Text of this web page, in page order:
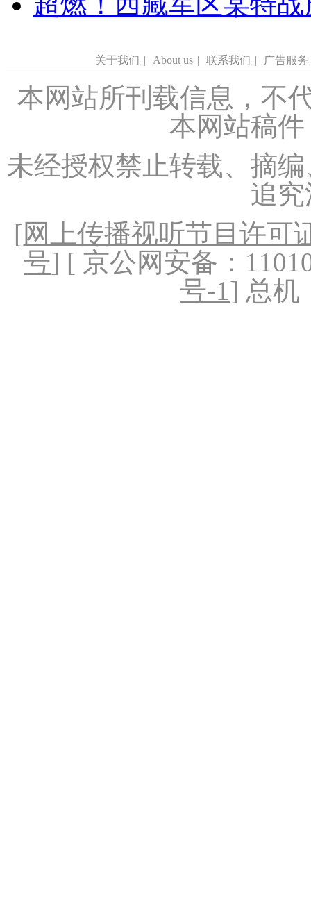
关于我们 | About us | 联系我们 | 广告服务
本网站所刊载信息，不
本网站稿
未经授权禁止转载、摘
追
[网上传播视听节目许可
号] [ 京公网安备：
号-1] 总机